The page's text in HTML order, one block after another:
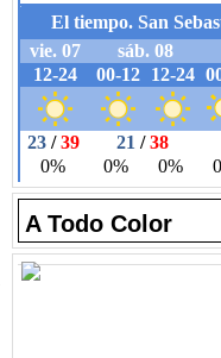
A Todo Color